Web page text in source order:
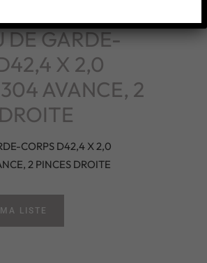
DE GARDE-
X 2,0
AVANCE, 2
CORPS D42,4 X 2,0
2 PINCES DROITE
LISTE